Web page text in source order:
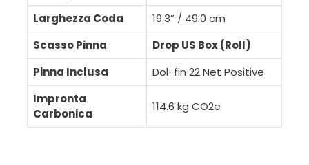
Larghezza Coda
19.3” / 49.0 cm
Scasso Pinna
Drop US Box (Roll)
Pinna Inclusa
Dol-fin 22 Net Positive
Impronta
Carbonica
114.6 kg CO2e